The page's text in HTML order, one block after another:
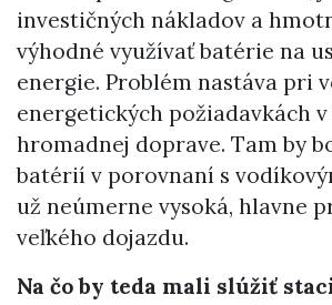
investičných nákladov a
výhodné využívať batérie na
energie. Problém nastáva pri
energetických požiadavkách
hromadnej doprave. Tam by
batérií v porovnaní s
už neúmerne vysoká, hlavne
veľkého dojazdu.
Na čo by teda mali slúžiť